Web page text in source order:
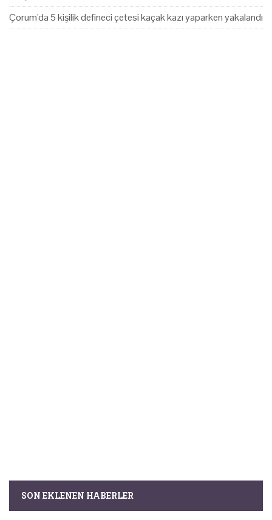
Çorum'da 5 kişilik defineci çetesi kaçak kazı yaparken yakalandı
SON EKLENEN HABERLER